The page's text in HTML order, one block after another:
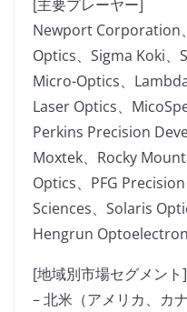
[主要プレーヤー]
Newport Corporation
Optics、Sigma Koki
Micro-Optics、
Laser Optics、
Perkins Precision
Moxtek、Rocky
Optics、PFG
Sciences、Solaris
Hengrun
[地域別市場セグメント]
– 北米（アメリカ、カ